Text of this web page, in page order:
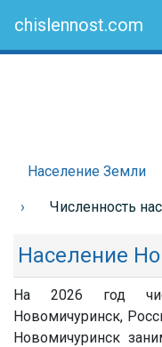
chislennost.com
Население Земли
Численность
Население
На 2026 год
Новомичуринск,
Новомичуринск